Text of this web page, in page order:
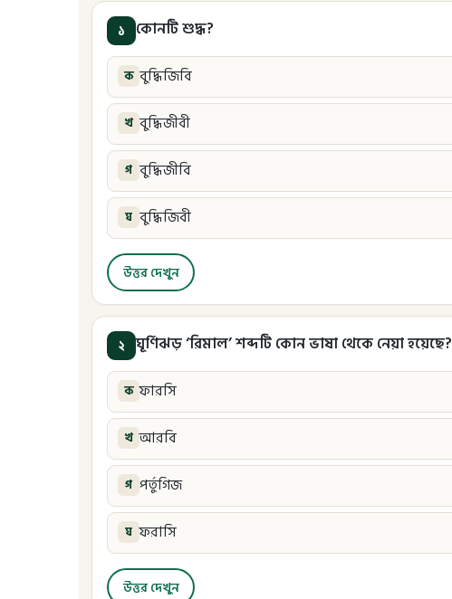
১ কোনটি শুদ্ধ?
ক বুদ্ধিজিবি
খ বুদ্ধিজীবী
গ বুদ্ধিজীবি
ঘ বুদ্ধিজিবী
উত্তর দেখুন
২ ঘূর্ণিঝড় ‘রিমাল’ শব্দটি কোন ভাষা থেকে নেয়া হয়েছে?
ক ফারসি
খ আরবি
গ পর্তুগিজ
ঘ ফরাসি
উত্তর দেখুন